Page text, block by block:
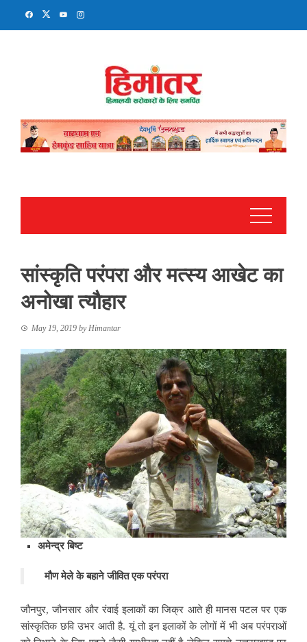
सांस्कृति परंपरा और मत्स्य आखेट का
अनोखा त्यौहार
May 19, 2019 byHimantar
अमेन्द्र बिष्ट
मौण मेले के बहाने जीवित एक परंपरा
जौनपुर, जौनसार और रंवाई इलाकों का जिक्र आते ही मानस पटल पर एक
सांस्कृतिक छवि उभर आती है. यूं तो इन इलाकों के लोगों में भी अब परंपराओं